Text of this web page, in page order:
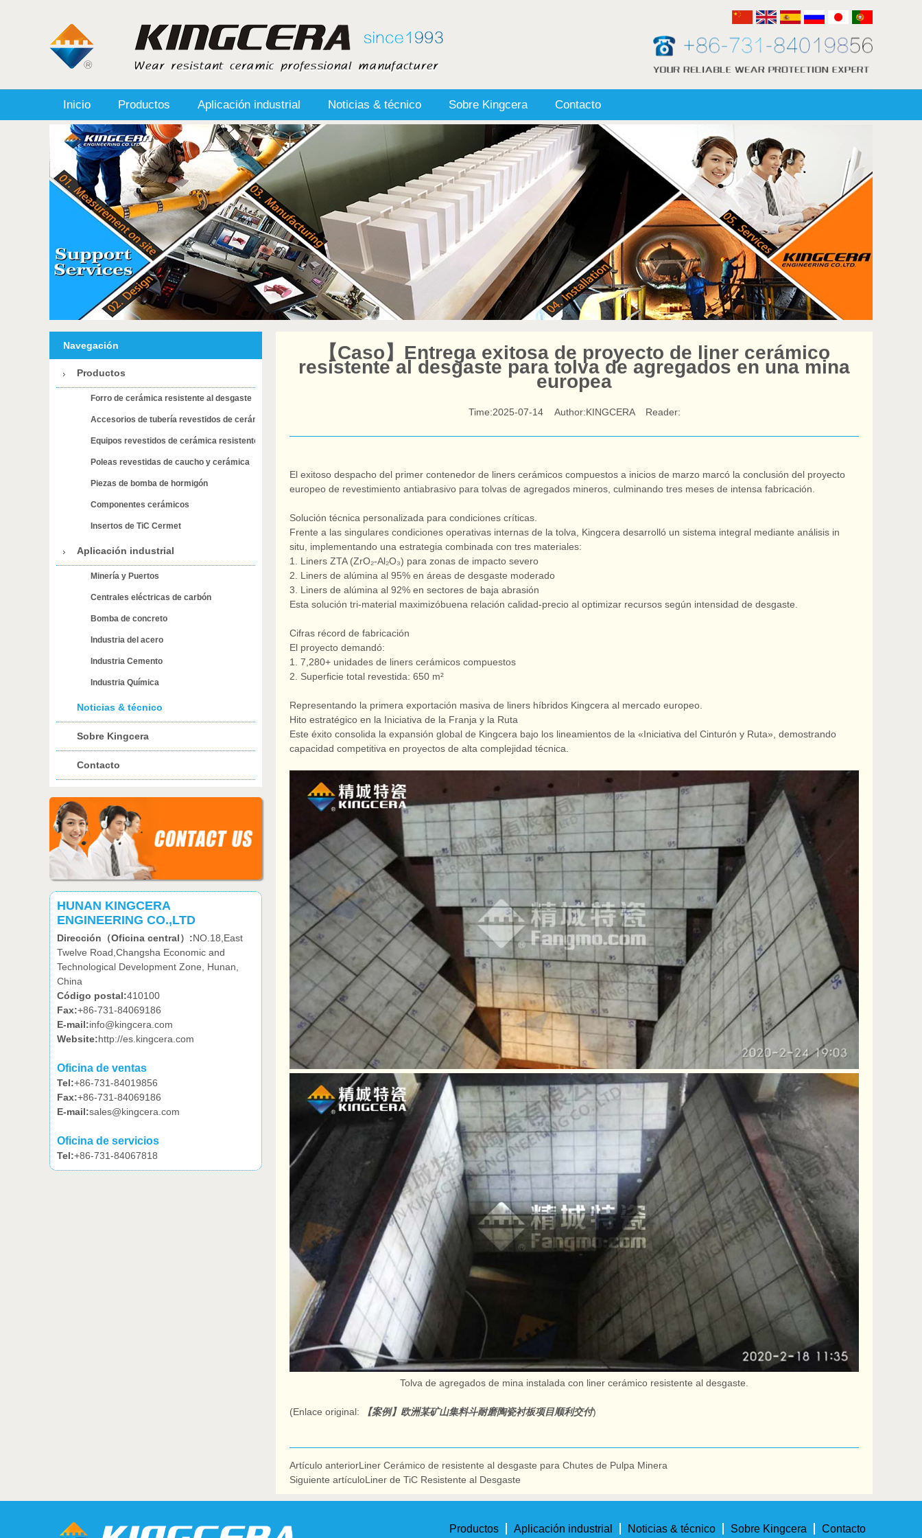
Inicio Productos Aplicación industrial Noticias & técnico Sobre Kingcera Contacto
Navegación
Productos
Forro de cerámica resistente al desgaste
Accesorios de tubería revestidos de cerámica resistente al desgaste
Equipos revestidos de cerámica resistente al desgaste
Poleas revestidas de caucho y cerámica
Piezas de bomba de hormigón
Componentes cerámicos
Insertos de TiC Cermet
Aplicación industrial
Minería y Puertos
Centrales eléctricas de carbón
Bomba de concreto
Industria del acero
Industria Cemento
Industria Química
Noticias & técnico
Sobre Kingcera
Contacto
HUNAN KINGCERA
ENGINEERING CO.,LTD
Dirección（Oficina central）:NO.18,East
Twelve Road,Changsha Economic and
Technological Development Zone, Hunan,
China
Código postal:410100
Fax:+86-731-84069186
E-mail:info@kingcera.com
Website:http://es.kingcera.com
Oficina de ventas
Tel:+86-731-84019856
Fax:+86-731-84069186
E-mail:sales@kingcera.com
Oficina de servicios
Tel:+86-731-84067818
【Caso】Entrega exitosa de proyecto de liner cerámico
resistente al desgaste para tolva de agregados en una mina
europea
Time:2025-07-14 Author:KINGCERA Reader:
El exitoso despacho del primer contenedor de liners cerámicos compuestos a inicios de marzo marcó la conclusión del proyecto
europeo de revestimiento antiabrasivo para tolvas de agregados mineros, culminando tres meses de intensa fabricación.
Solución técnica personalizada para condiciones críticas.
Frente a las singulares condiciones operativas internas de la tolva, Kingcera desarrolló un sistema integral mediante análisis in
situ, implementando una estrategia combinada con tres materiales:
1.
Liners ZTA (ZrO₂-Al₂O₃) para zonas de impacto severo
2.
Liners de alúmina al 95% en áreas de desgaste moderado
3.
Liners de alúmina al 92% en sectores de baja abrasión
Esta solución tri-material maximizóbuena relación calidad-precio al optimizar recursos según intensidad de desgaste.
Cifras récord de fabricación
El proyecto demandó:
1.
7,280+ unidades de liners cerámicos compuestos
2.
Superficie total revestida: 650 m²
Representando la primera exportación masiva de liners híbridos Kingcera al mercado europeo.
Hito estratégico en la Iniciativa de la Franja y la Ruta
Este éxito consolida la expansión global de Kingcera bajo los lineamientos de la «Iniciativa del Cinturón y Ruta», demostrando
capacidad competitiva en proyectos de alta complejidad técnica.
Tolva de agregados de mina instalada con liner cerámico resistente al desgaste.
(Enlace original: 【案例】欧洲某矿山集料斗耐磨陶瓷衬板项目顺利交付)
Artículo anteriorLiner Cerámico de resistente al desgaste para Chutes de Pulpa Minera
Siguiente artículoLiner de TiC Resistente al Desgaste
Productos Aplicación industrial Noticias & técnico Sobre Kingcera Contacto